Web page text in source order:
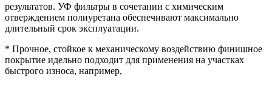
результатов. УФ фильтры в сочетании с химическим
отверждением полиуретана обеспечивают максимально
длительный срок эксплуатации.
* Прочное, стойкое к механическому воздействию финишное
покрытие идельно подходит для применения на участках
быстрого износа, например,